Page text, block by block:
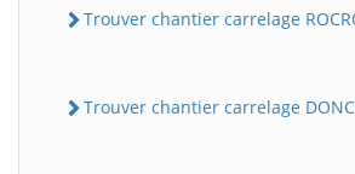
Trouver chantier carrelage
Trouver chantier carrelage